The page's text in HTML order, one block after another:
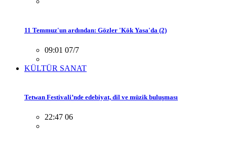
11 Temmuz'un ardından: Gözler 'Kök Yasa'da (2)
09:01 07/7
KÜLTÜR SANAT
Tetwan Festivali’nde edebiyat, dil ve müzik buluşması
22:47 06